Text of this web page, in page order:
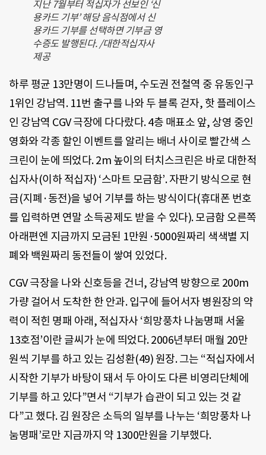
지난 7월부터 적십자가 선보인 ‘신
용카드 기부’ 해당 음식점에서 신
용카드 기부를 선택하면 기부금 영
수증도 발행된다. /대한적십자사
제공
하루 평균 13만명이 드나들며, 수도권 전철역 중 유동인구
1위인 강남역. 11번 출구를 나와 두 블록 걷자, 핫 플레이스
인 강남역 CGV 극장에 다다랐다. 4층 매표소 앞, 상영 중인
영화와 각종 할인 이벤트를 알리는 배너 사이로 빨간색 스
크린이 눈에 띄었다. 2m 높이의 터치스크린은 바로 대한적
십자사(이하 적십자) ‘스마트 모금함’. 자판기 방식으로 현
금(지폐·동전)을 넣어 기부를 하는 방식이다(휴대폰 번호
를 입력하면 연말 소득공제도 받을 수 있다). 모금함 오른쪽
아래편엔 지금까지 모금된 1만원·5000원짜리 색색별 지
폐와 백원짜리 동전들이 쌓여 있었다.
CGV 극장을 나와 신호등을 건너, 강남역 방향으로 200m
가량 걸어서 도착한 한 안과. 입구에 들어서자 병원장의 약
력이 적힌 명패 아래, 적십자사 ‘희망풍차 나눔명패 서울
13호점’이란 글씨가 눈에 띄었다. 2006년부터 매월 20만
원씩 기부를 하고 있는 김성환(49) 원장. 그는 “적십자에서
시작한 기부가 바탕이 돼서 두 아이도 다른 비영리단체에
기부를 하고 있다”면서 “기부가 습관이 되고 있는 것 같
다”고 했다. 김 원장은 소득의 일부를 나누는 ‘희망풍차 나
눔명패’로만 지금까지 약 1300만원을 기부했다.